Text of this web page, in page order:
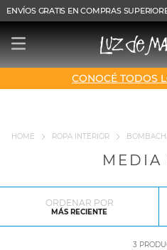
ENVÍOS GRATIS EN COMPRAS
CONOCÉ TODOS
ROPA INTERIOR
MEDIA
ORDENAR POR
MÁS RECIENTE
3